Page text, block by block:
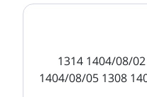
تاریخ پین 1404/08/01 1313 1404/08/02 1314
1404/08/03 1315 1404/08/04 1308 1404/08/05